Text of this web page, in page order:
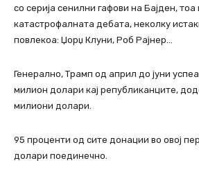
со серија сенилни гафови на Бајден, тоа
катастрофалната дебата, неколку
повлекоа: Џорџ Клуни, Роб Рајнер…
Генерално, Трамп од април до јуни
милион долари кај републиканците,
милиони долари.
95 проценти од сите донации во овој
долари поединечно.